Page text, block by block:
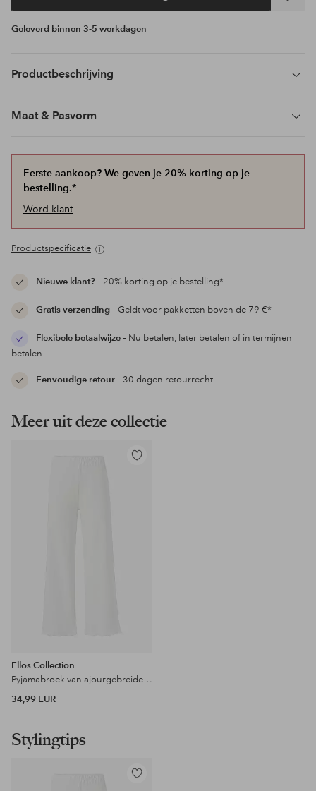
Geleverd binnen 3-5 werkdagen
Productbeschrijving
Maat & Pasvorm
Eerste aankoop? We geven je 20% korting op je
bestelling.*
Word klant
Productspecificatie
Nieuwe klant?– 20% korting op je bestelling*
Gratis verzending– Geldt voor pakketten boven de 79 €*
Flexibele betaalwijze– Nu betalen, later betalen of in termijnen
betalen
Eenvoudige retour– 30 dagen retourrecht
Meer uit deze collectie
Toevoegen
Ellos Collection
Pyjamabroek van ajourgebreide stijl
34,99 EUR
Stylingtips
Toevoegen